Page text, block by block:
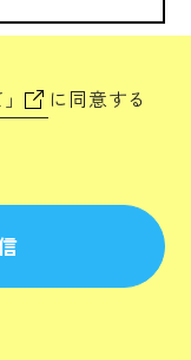
」 に同意する